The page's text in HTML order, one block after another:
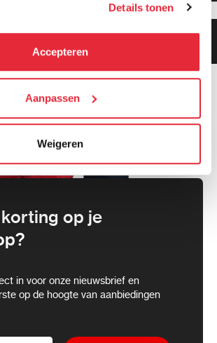
combineren met informatie die zij
via het gebruik van hun diensten. Je
accepteren, alleen noodzakelijke
met21 derden
die uw gegevens
en verwerken.
Details tonen
Accepteren
Aanpassen
Weigeren
op je
in voor onze nieuwsbrief en
op de hoogte van aanbiedingen
Klanten geven ons 9.3
gemiddeld!